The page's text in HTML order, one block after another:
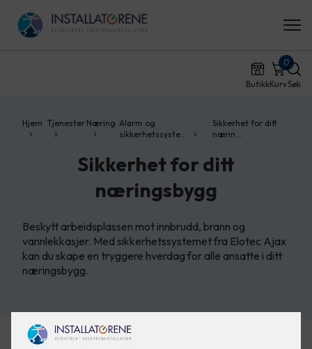
ButikkKurv
0
Søk
Hjem Tjenester Næring Alarm og
sikkerhetssyste…
Sikkerhet for ditt
nærin…
Sikkerhet for ditt
næringsbygg
Beskytt arbeidsplassen mot innbrudd, brann og
vannlekkasjer. Med sikkerhetssystemet fra Elotec Ajax
kan du skape en tryggere hverdag for alle ansatte i ditt
næringsbygg.